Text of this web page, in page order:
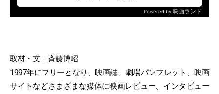
取材・文： 斉藤博昭
1997年にフリーとなり、映画誌、劇場パンフレット、映画
サイトなどさまざまな媒体に映画レビュー、インタビュー